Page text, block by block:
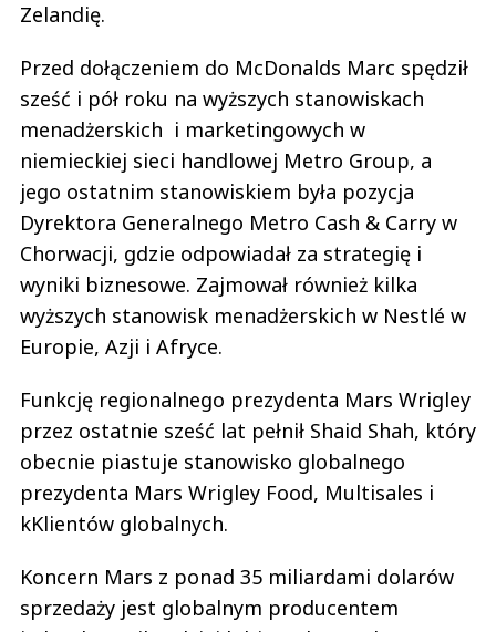
Zelandię.
Przed dołączeniem do McDonalds Marc spędził
sześć i pół roku na wyższych stanowiskach
menadżerskich i marketingowych w
niemieckiej sieci handlowej Metro Group, a
jego ostatnim stanowiskiem była pozycja
Dyrektora Generalnego Metro Cash & Carry w
Chorwacji, gdzie odpowiadał za strategię i
wyniki biznesowe. Zajmował również kilka
wyższych stanowisk menadżerskich w Nestlé w
Europie, Azji i Afryce.
Funkcję regionalnego prezydenta Mars Wrigley
przez ostatnie sześć lat pełnił Shaid Shah, który
obecnie piastuje stanowisko globalnego
prezydenta Mars Wrigley Food, Multisales i
kKlientów globalnych.
Koncern Mars z ponad 35 miliardami dolarów
sprzedaży jest globalnym producentem